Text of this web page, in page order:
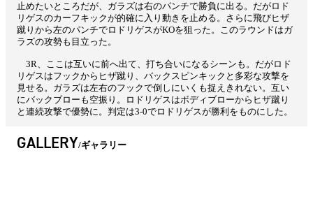
止めたいところだが、ガラズは右のパンチで勝負に出る。だがロド
リゲスのカーフキックが的確に入り動きを止める。さらに飛びヒザ
蹴りから左のパンチでロドリゲスがKOを狙った。このラウンドはガ
ラズの攻勢も目立った。
3R、ここは互いに前へ出て、打ち合いになるシーンも。だがロド
リゲスはフックからヒザ蹴り、バックスピンキックと多彩な攻撃を
見せる。ガラズは左右のフックで倒しにいくも捉えきれない。互い
にバックブローも空振り。ロドリゲスはボディブローからヒザ蹴り
と連続攻撃で優勢に。判定は3-0でロドリゲスが勝利をものにした。
GALLERY ギャラリー